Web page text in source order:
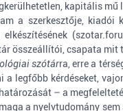
kapitális
a szerkesztője, kiadói
összeállítói, csapata mit
szótárra, erre a
legfőbb kérdéseket,
– a
a nyelvtudomány